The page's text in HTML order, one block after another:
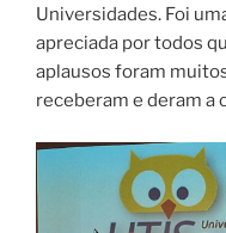
Universidades. Foi
apreciada por todos
aplausos foram
receberam e deram a